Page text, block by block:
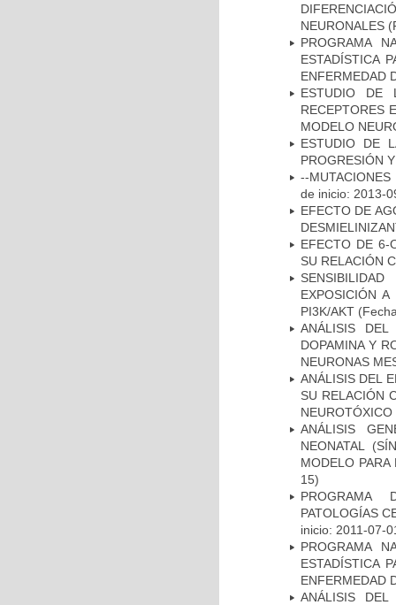
NEURONALES
PROGRAMA
ESTADÍSTICA
ENFERMEDAD
ESTUDIO DE
RECEPTORES
MODELO
ESTUDIO DE
PROGRESIÓN
--
de inicio: 2013-
EFECTO DE
EFECTO DE 6-
SU RELACIÓN
EXPOSICIÓN
PI3K/AKT
ANÁLISIS
DOPAMINA Y
NEURONAS
ANÁLISIS DEL
SU RELACIÓN
NEUROTÓXICO
ANÁLISIS
NEONATAL
MODELO
15)
PROGRAMA
PATOLOGÍAS
inicio: 2011-07-
PROGRAMA
ESTADÍSTICA
ENFERMEDAD
ANÁLISIS